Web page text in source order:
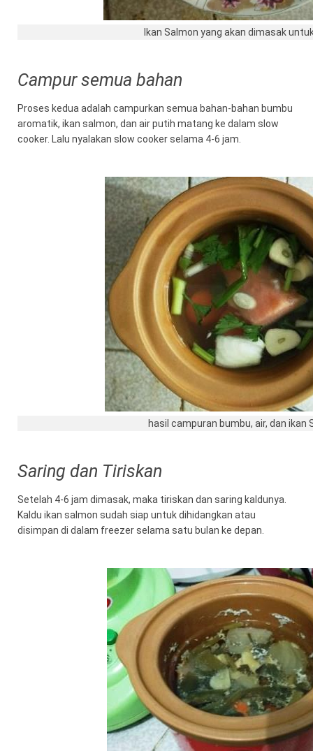
Ikan Salmon yang akan dimasak
Campur semua bahan
Proses kedua adalah campurkan semua bahan-bahan bumbu
aromatik, ikan salmon, dan air putih matang ke dalam slow
cooker. Lalu nyalakan slow cooker selama 4-6 jam.
hasil campuran bumbu, air, dan ikan
Saring dan Tiriskan
Setelah 4-6 jam dimasak, maka tiriskan dan saring kaldunya.
Kaldu ikan salmon sudah siap untuk dihidangkan atau
disimpan di dalam freezer selama satu bulan ke depan.